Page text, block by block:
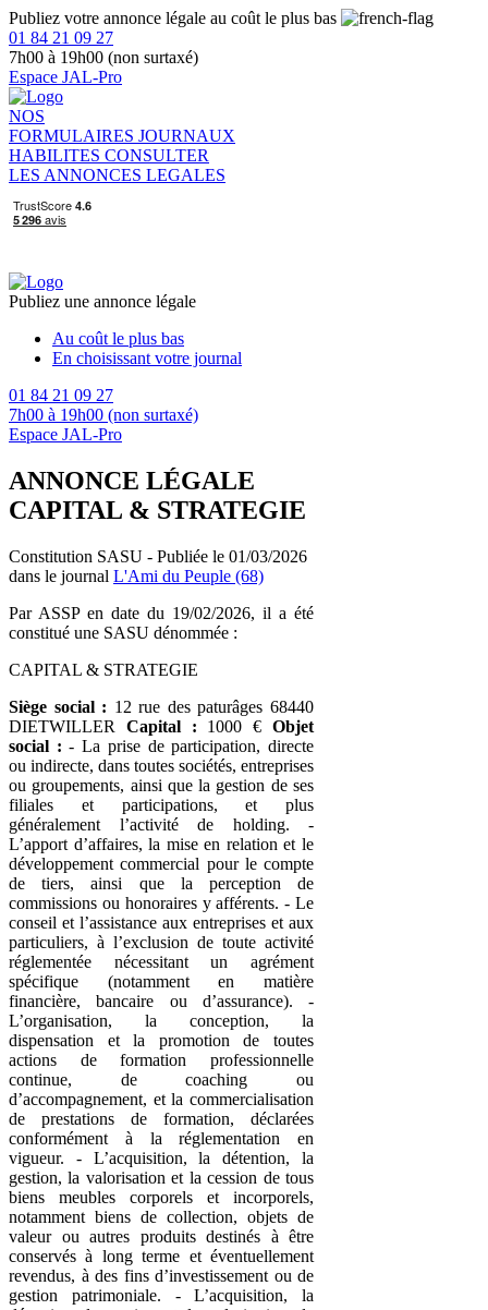
Publiez votre annonce légale au coût le plus bas
01 84 21 09 27
7h00 à 19h00 (non surtaxé)
Espace JAL-Pro
NOS
FORMULAIRES JOURNAUX
HABILITES CONSULTER
LES ANNONCES LEGALES
Publiez une annonce légale
Au coût le plus bas
En choisissant votre journal
01 84 21 09 27
7h00 à 19h00 (non surtaxé)
Espace JAL-Pro
ANNONCE LÉGALE
CAPITAL & STRATEGIE
Constitution SASU - Publiée le 01/03/2026
dans le journal L'Ami du Peuple (68)
Par ASSP en date du 19/02/2026, il a été
constitué une SASU dénommée :
CAPITAL & STRATEGIE
Siège social : 12 rue des paturâges 68440
DIETWILLER Capital : 1000 €Objet
social : - La prise de participation, directe
ou indirecte, dans toutes sociétés, entreprises
ou groupements, ainsi que la gestion de ses
filiales et participations, et plus
généralement l’activité de holding. -
L’apport d’affaires, la mise en relation et le
développement commercial pour le compte
de tiers, ainsi que la perception de
commissions ou honoraires y afférents. - Le
conseil et l’assistance aux entreprises et aux
particuliers, à l’exclusion de toute activité
réglementée nécessitant un agrément
spécifique (notamment en matière
financière, bancaire ou d’assurance). -
L’organisation, la conception, la
dispensation et la promotion de toutes
actions de formation professionnelle
continue, de coaching ou
d’accompagnement, et la commercialisation
de prestations de formation, déclarées
conformément à la réglementation en
vigueur. - L’acquisition, la détention, la
gestion, la valorisation et la cession de tous
biens meubles corporels et incorporels,
notamment biens de collection, objets de
valeur ou autres produits destinés à être
conservés à long terme et éventuellement
revendus, à des fins d’investissement ou de
gestion patrimoniale. - L’acquisition, la